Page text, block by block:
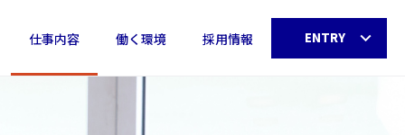
仕事内容 働く環境 採用情報 ENTRY